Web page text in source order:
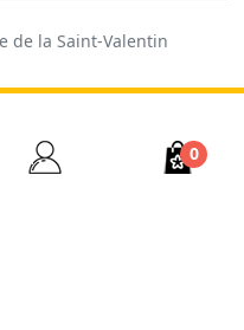
0
de la Saint-Valentin
Ordre des fleurs